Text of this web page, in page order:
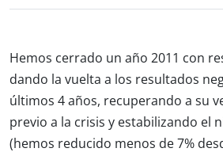
Hemos cerrado un año 2011 con
dando la vuelta a los resultados
últimos 4 años, recuperando a su
previo a la crisis y estabilizando el
(hemos reducido menos de 7%